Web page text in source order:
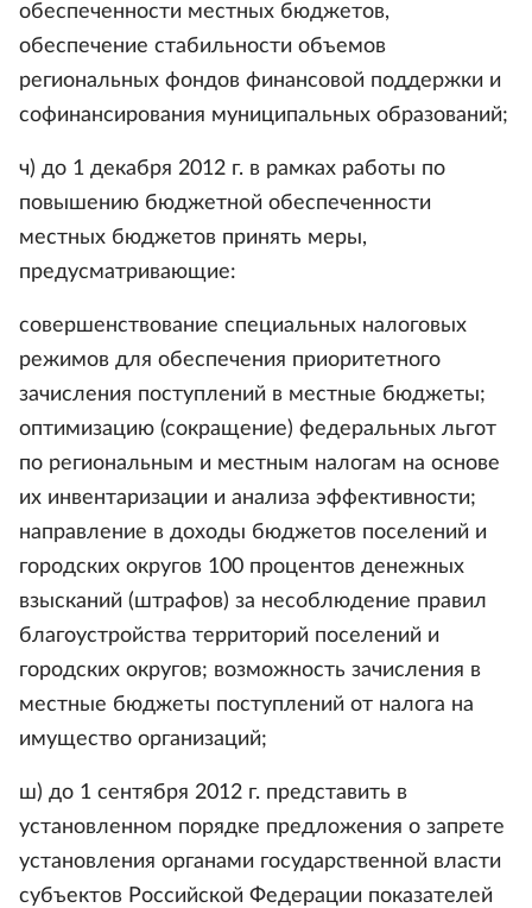
обеспеченности местных бюджетов,
обеспечение стабильности объемов
региональных фондов финансовой поддержки и
софинансирования муниципальных образований;
ч) до 1 декабря 2012 г. в рамках работы по
повышению бюджетной обеспеченности
местных бюджетов принять меры,
предусматривающие:
совершенствование специальных налоговых
режимов для обеспечения приоритетного
зачисления поступлений в местные бюджеты;
оптимизацию (сокращение) федеральных льгот
по региональным и местным налогам на основе
их инвентаризации и анализа эффективности;
направление в доходы бюджетов поселений и
городских округов 100 процентов денежных
взысканий (штрафов) за несоблюдение правил
благоустройства территорий поселений и
городских округов; возможность зачисления в
местные бюджеты поступлений от налога на
имущество организаций;
ш) до 1 сентября 2012 г. представить в
установленном порядке предложения о запрете
установления органами государственной власти
субъектов Российской Федерации показателей